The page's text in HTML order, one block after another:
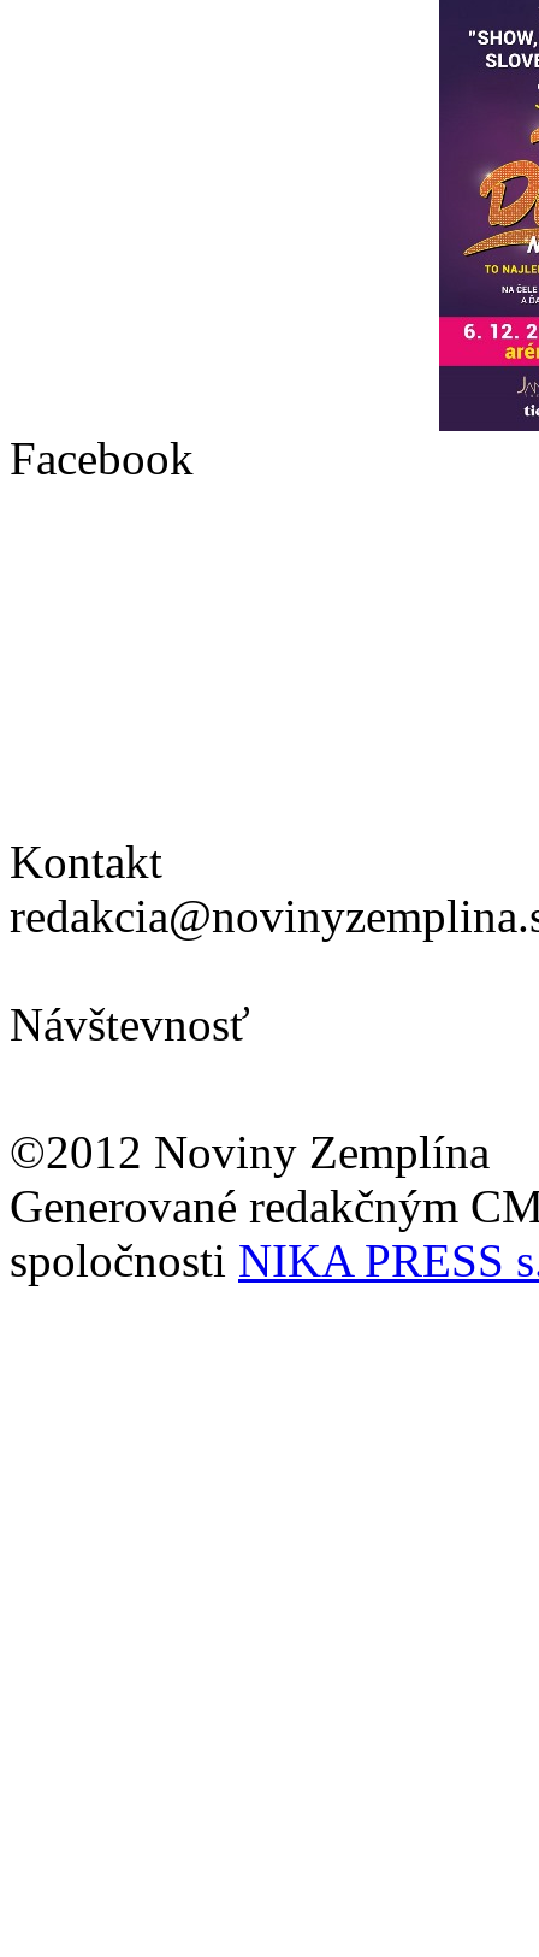
Facebook
Kontakt
Návštevnosť
©2012 Noviny Zemplína
Generované redakčným
spoločnosti NIKA PRESS